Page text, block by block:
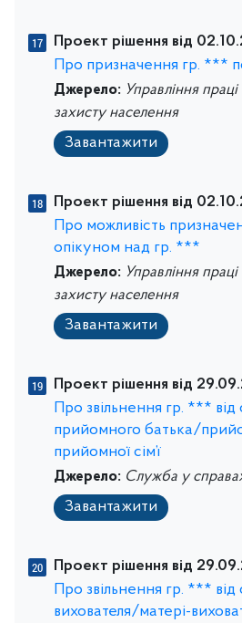
Проект рішення від
Про призначення гр. ***
Джерело: Управління праці
захисту населення
Завантажити
Проект рішення від
Про можливість
опікуном над гр. ***
Джерело: Управління праці
захисту населення
Завантажити
Проект рішення від
Про звільнення гр. *** від
прийомного батька/
прийомної сім’ї
Джерело: Служба у
Завантажити
Проект рішення від
Про звільнення гр. *** від
вихователя/матері-